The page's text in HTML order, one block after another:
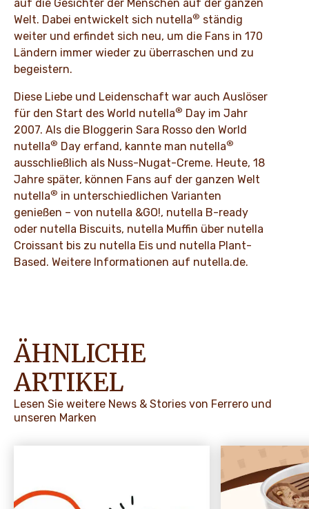
auf die Gesichter der Menschen auf der ganzen
Welt. Dabei entwickelt sich nutella® ständig
weiter und erfindet sich neu, um die Fans in 170
Ländern immer wieder zu überraschen und zu
begeistern.
Diese Liebe und Leidenschaft war auch Auslöser
für den Start des World nutella® Day im Jahr
2007. Als die Bloggerin Sara Rosso den World
nutella® Day erfand, kannte man nutella®
ausschließlich als Nuss-Nugat-Creme. Heute, 18
Jahre später, können Fans auf der ganzen Welt
nutella® in unterschiedlichen Varianten
genießen – von nutella &GO!, nutella B-ready
oder nutella Biscuits, nutella Muffin über nutella
Croissant bis zu nutella Eis und nutella Plant-
Based. Weitere Informationen auf nutella.de.
ÄHNLICHE
ARTIKEL
Lesen Sie weitere News & Stories von Ferrero und
unseren Marken